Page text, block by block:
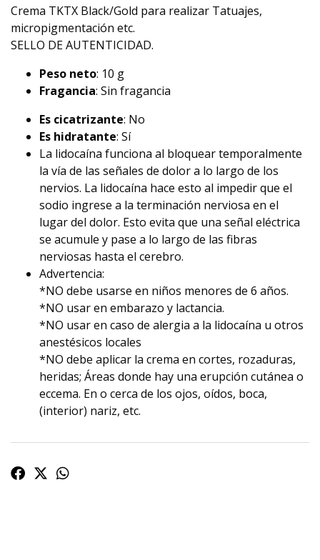
Crema TKTX Black/Gold para realizar Tatuajes,
micropigmentación etc.
SELLO DE AUTENTICIDAD.
Peso neto: 10 g
Fragancia: Sin fragancia
Es cicatrizante: No
Es hidratante: Sí
La lidocaína funciona al bloquear temporalmente
la vía de las señales de dolor a lo largo de los
nervios. La lidocaína hace esto al impedir que el
sodio ingrese a la terminación nerviosa en el
lugar del dolor. Esto evita que una señal eléctrica
se acumule y pase a lo largo de las fibras
nerviosas hasta el cerebro.
Advertencia:
*NO debe usarse en niños menores de 6 años.
*NO usar en embarazo y lactancia.
*NO usar en caso de alergia a la lidocaína u otros
anestésicos locales
*NO debe aplicar la crema en cortes, rozaduras,
heridas; Áreas donde hay una erupción cutánea o
eccema. En o cerca de los ojos, oídos, boca,
(interior) nariz, etc.